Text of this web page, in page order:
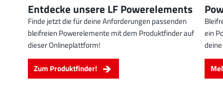
Entdecke unsere LF Powerelements
Finde jetzt die für deine Anforderungen passenden
bleifreien Powerelemente mit dem Produktfinder auf
dieser Onlineplattform!
Zum Produktfinder!
ein